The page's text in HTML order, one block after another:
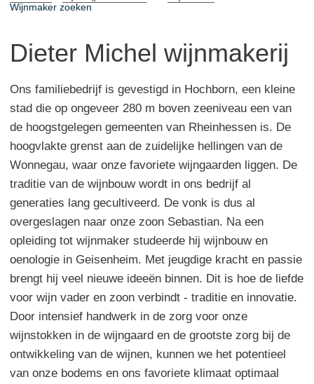
Wijnmaker zoeken
Dieter Michel wijnmakerij
Ons familiebedrijf is gevestigd in Hochborn, een kleine
stad die op ongeveer 280 m boven zeeniveau een van
de hoogstgelegen gemeenten van Rheinhessen is. De
hoogvlakte grenst aan de zuidelijke hellingen van de
Wonnegau, waar onze favoriete wijngaarden liggen. De
traditie van de wijnbouw wordt in ons bedrijf al
generaties lang gecultiveerd. De vonk is dus al
overgeslagen naar onze zoon Sebastian. Na een
opleiding tot wijnmaker studeerde hij wijnbouw en
oenologie in Geisenheim. Met jeugdige kracht en passie
brengt hij veel nieuwe ideeën binnen. Dit is hoe de liefde
voor wijn vader en zoon verbindt - traditie en innovatie.
Door intensief handwerk in de zorg voor onze
wijnstokken in de wijngaard en de grootste zorg bij de
ontwikkeling van de wijnen, kunnen we het potentieel
van onze bodems en ons favoriete klimaat optimaal